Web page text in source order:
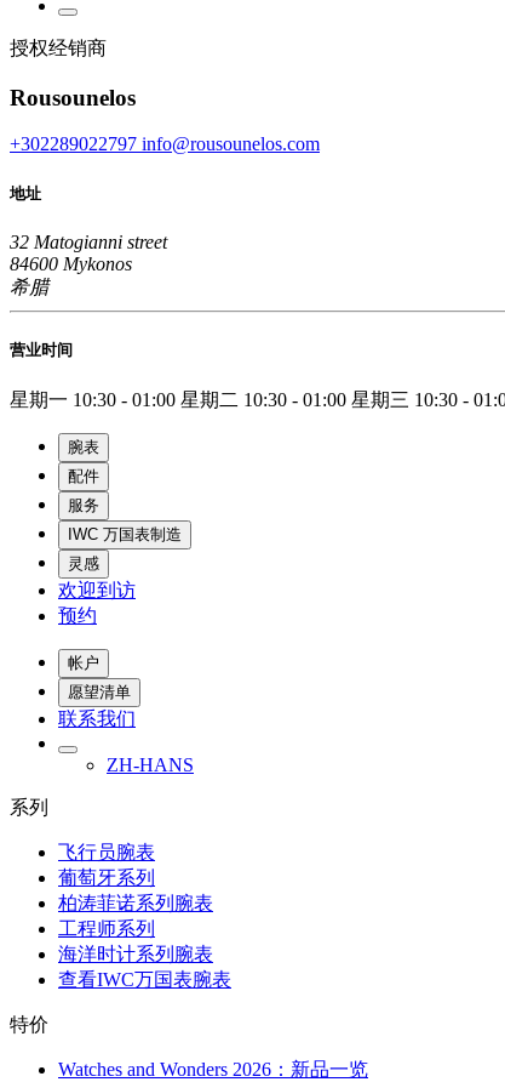
授权经销商
Rousounelos
+302289022797 info@rousounelos.com
地址
32 Matogianni street
84600 Mykonos
希腊
营业时间
星期一 10:30 - 01:00 星期二 10:30 - 01:00 星期三 10:30 -
腕表
配件
服务
IWC 万国表制造
灵感
欢迎到访
预约
帐户
愿望清单
联系我们
ZH-HANS
系列
飞行员腕表
葡萄牙系列
柏涛菲诺系列腕表
工程师系列
海洋时计系列腕表
查看IWC万国表腕表
特价
Watches and Wonders 2026：新品一览